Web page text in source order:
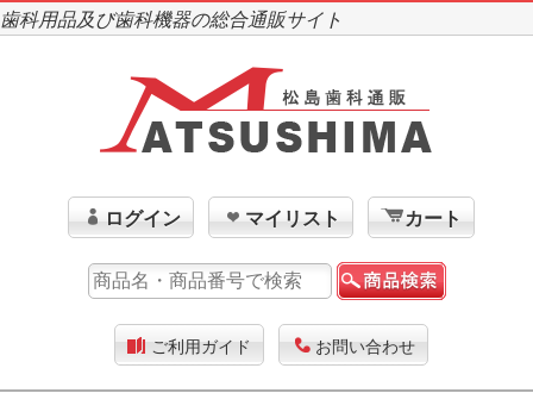
歯科用品及び歯科機器の総合通販サイト
ログイン マイリスト カート
ご利用ガイド お問い合わせ